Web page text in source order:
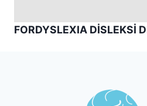
FORDYSLEXIA DİSLEKSİ